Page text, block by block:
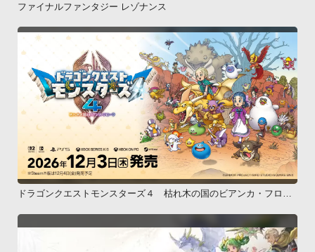
ファイナルファンタジー レゾナンス
ドラゴンクエストモンスターズ４ 枯れ木の国のビアンカ・フロー